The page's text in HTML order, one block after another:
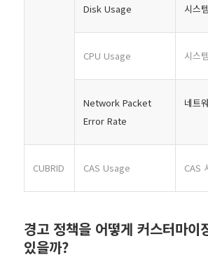
Disk Usage 시스
CPU Usage 시스
Network Packet
Error Rate
네트
CUBRID CAS Usage CAS
경고 정책을 어떻게 커스터마이
있을까?